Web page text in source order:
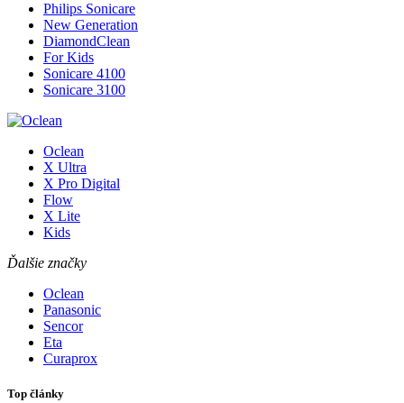
Philips Sonicare
New Generation
DiamondClean
For Kids
Sonicare 4100
Sonicare 3100
Oclean
X Ultra
X Pro Digital
Flow
X Lite
Kids
Ďalšie značky
Oclean
Panasonic
Sencor
Eta
Curaprox
Top články